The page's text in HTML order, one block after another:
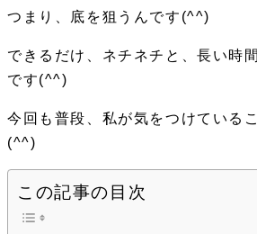
つまり、底を狙うんです(^^)
できるだけ、ネチネチと、長い時
です(^^)
今回も普段、私が気をつけている
(^^)
この記事の目次